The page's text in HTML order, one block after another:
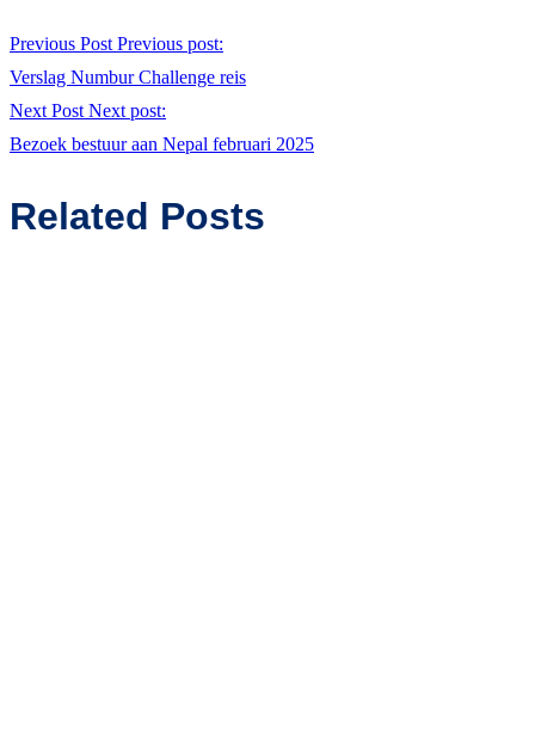
Previous Post Previous post:
Verslag Numbur Challenge reis
Next Post Next post:
Bezoek bestuur aan Nepal februari 2025
Related Posts